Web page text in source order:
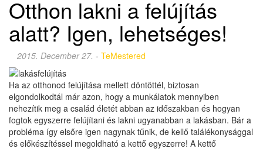
Otthon lakni a felújítás
alatt? Igen, lehetséges!
2015. December 27. - TeMestered
Ha az otthonod felújítása mellett döntöttél, biztosan
elgondolkodtál már azon, hogy a munkálatok mennyiben
nehezítik meg a család életét abban az időszakban és hogyan
fogtok egyszerre felújítani és lakni ugyanabban a lakásban. Bár a
probléma így elsőre igen nagynak tűnik, de kellő találékonysággal
és előkészítéssel megoldható a kettő egyszerre! A kettő